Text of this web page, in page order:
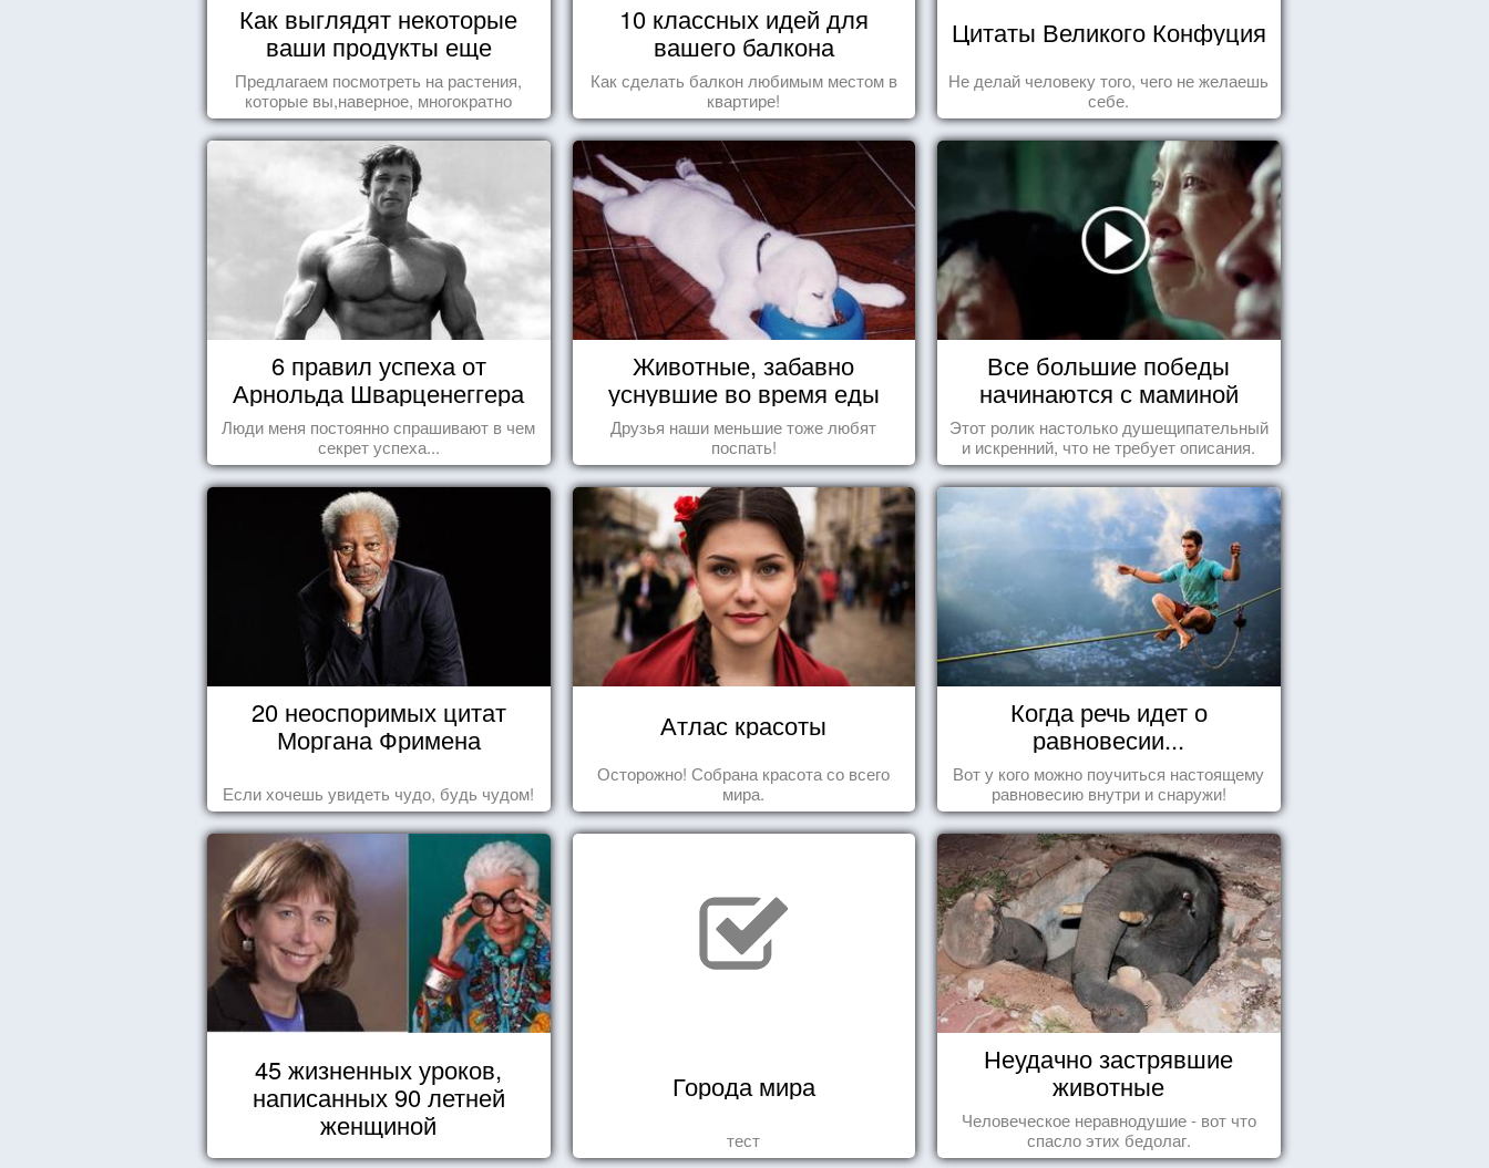
Как выглядят некоторые
ваши продукты еще
живыми?
Предлагаем посмотреть на растения,
которые вы,наверное, многократно
видели , но никогда не представляли
себе, что употребляете их в пищу.
10 классных идей для
вашего балкона
Как сделать балкон любимым местом в
квартире!
Цитаты Великого Конфуция
Не делай человеку того, чего не желаешь
себе.
6 правил успеха от
Арнольда Шварценеггера
Люди меня постоянно спрашивают в чем
секрет успеха...
Животные, забавно
уснувшие во время еды
Друзья наши меньшие тоже любят
поспать!
Все большие победы
начинаются с маминой
колыбели
Этот ролик настолько душещипательный
и искренний, что не требует описания.
20 неоспоримых цитат
Моргана Фримена
Если хочешь увидеть чудо, будь чудом!
Атлас красоты
Осторожно! Собрана красота со всего
мира.
Когда речь идет о
равновесии...
Вот у кого можно поучиться настоящему
равновесию внутри и снаружи!
45 жизненных уроков,
написанных 90 летней
женщиной
Города мира
тест
Неудачно застрявшие
животные
Человеческое неравнодушие - вот что
спасло этих бедолаг.